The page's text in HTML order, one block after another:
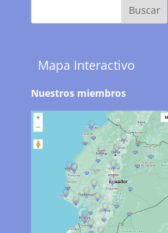
Mapa Interactivo
Nuestros miembros